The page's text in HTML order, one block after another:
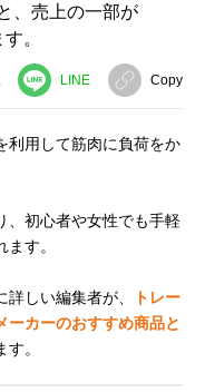
、売上の一部が
。
LINE Copy
利用して筋肉に負荷をか
、初心者や女性でも手軽
す。
しい編集者が、
トレー
ーカーのおすすめ商品と
す。